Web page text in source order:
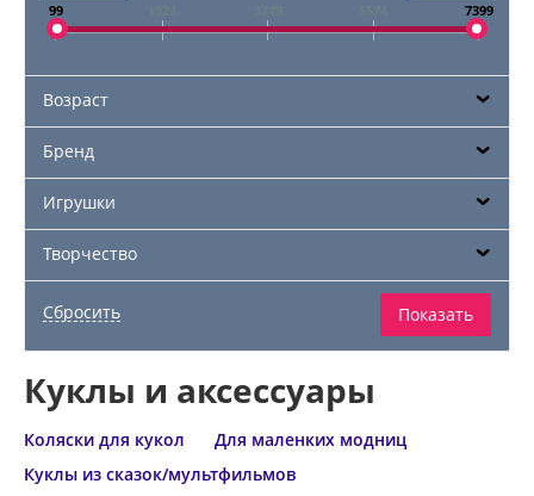
99 7399
Возраст
Бренд
Игрушки
Творчество
Куклы и аксессуары
Коляски для кукол
Для маленких модниц
Куклы из сказок/мультфильмов